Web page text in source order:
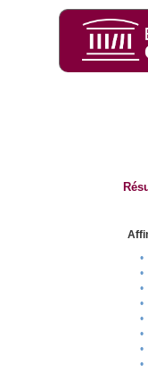
•
•
•
•
•
•
•
•